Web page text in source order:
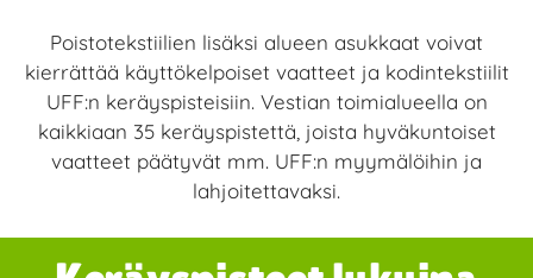
Poistotekstiilien lisäksi alueen asukkaat voivat
kierrättää käyttökelpoiset vaatteet ja kodintekstiilit
UFF:n keräyspisteisiin. Vestian toimialueella on
kaikkiaan 35 keräyspistettä, joista hyväkuntoiset
vaatteet päätyvät mm. UFF:n myymälöihin ja
lahjoitettavaksi.